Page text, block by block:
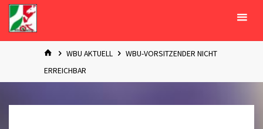
Zum
Inhalt
springen
STARTWBU AKTUELL
WBU-VORSITZENDER NICHT
ERREICHBAR